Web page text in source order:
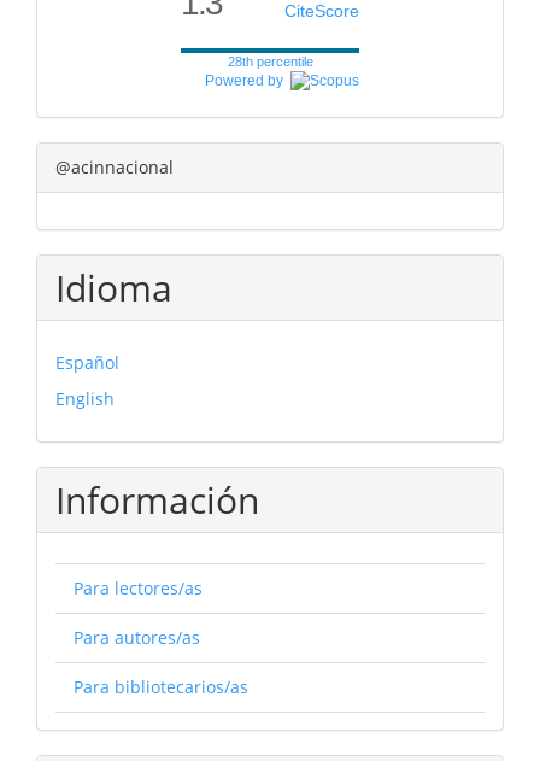
CiteScore
28th percentile
Powered by
@acinnacional
Idioma
Español
English
Información
Para lectores/as
Para autores/as
Para bibliotecarios/as